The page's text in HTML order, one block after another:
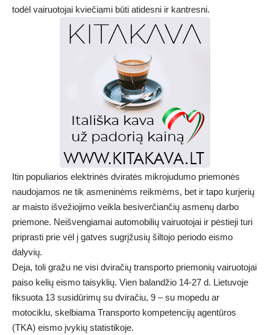
todėl vairuotojai kviečiami būti atidesni ir kantresni.
Itin populiarios elektrinės dviratės mikrojudumo priemonės
naudojamos ne tik asmeninėms reikmėms, bet ir tapo kurjerių
ar maisto išvežiojimo veikla besiverčiančių asmenų darbo
priemone. Neišvengiamai automobilių vairuotojai ir pėstieji turi
priprasti prie vėl į gatves sugrįžusių šiltojo periodo eismo
dalyvių.
Deja, toli gražu ne visi dviračių transporto priemonių vairuotojai
paiso kelių eismo taisyklių. Vien balandžio 14-27 d. Lietuvoje
fiksuota 13 susidūrimų su dviračiu, 9 – su mopedu ar
motociklu, skelbiama Transporto kompetencijų agentūros
(TKA) eismo įvykių statistikoje.